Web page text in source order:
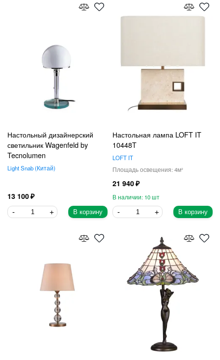
Настольный дизайнерский
светильник Wagenfeld by
Tecnolumen
Light Snab Китай
13 100
В корзину
Настольная лампа LOFT IT
10448T
LOFT IT
4
21 940
10
В корзину